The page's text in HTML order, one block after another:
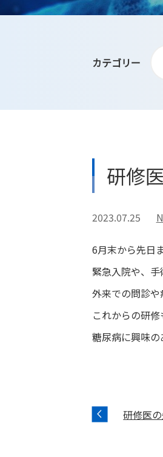
カテゴリー
研修
2023.07.25
6月末から先日
緊急入院や、
外来での問診
これからの研
糖尿病に興味
研修医